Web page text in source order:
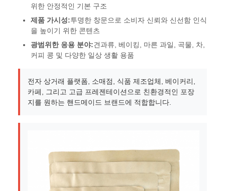
위한 안정적인 기본 구조
제품 가시성:투명한 창문으로 소비자 신뢰와 신선함 인식
을 높이기 위한 콘텐츠
광범위한 응용 분야:견과류, 베이킹, 마른 과일, 곡물, 차,
커피 콩 및 다양한 일상 생활 용품
전자 상거래 플랫폼, 소매점, 식품 제조업체, 베이커리,
카페, 그리고 고급 프레젠테이션으로 친환경적인 포장
지를 원하는 핸드메이드 브랜드에 적합합니다.